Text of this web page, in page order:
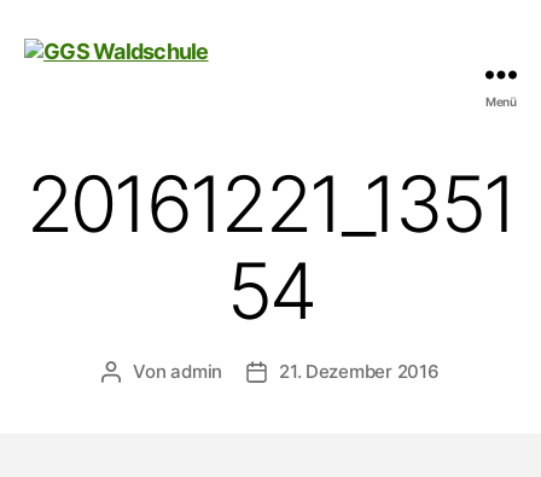
Menü
20161221_1351
54
Beitragsautor
Vonadmin Veröffentlichungsdatum
21. Dezember 2016